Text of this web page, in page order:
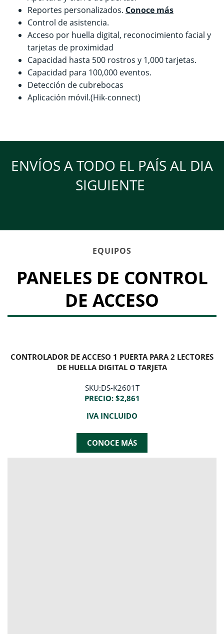
Reportes personalizados. Conoce más
Control de asistencia.
Acceso por huella digital, reconocimiento facial y
tarjetas de proximidad
Capacidad hasta 500 rostros y 1,000 tarjetas.
Capacidad para 100,000 eventos.
Detección de cubrebocas
Aplicación móvil.(Hik-connect)
ENVÍOS A TODO EL PAÍS AL DIA
SIGUIENTE
EQUIPOS
PANELES DE CONTROL
DE ACCESO
CONTROLADOR DE ACCESO 1 PUERTA PARA 2 LECTORES
DE HUELLA DIGITAL O TARJETA
SKU:DS-K2601T
PRECIO: $2,861
IVA INCLUIDO
CONOCE MÁS